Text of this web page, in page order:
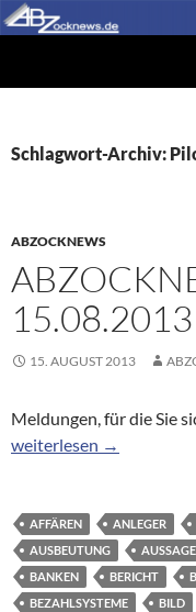
Zum
Inhalt
Schlagwort-Archiv:
ABZOCKNEWS
15.08.2013
15. AUGUST 2013
Meldungen, für die Sie
Abzocknews zum
weiterlesen →
AFFÄREN ANLEGER
AUSBEUTUNG
BANKEN
BERICHT
BEZAHLSYSTEME
BILD